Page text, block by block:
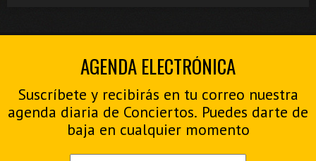
AGENDA ELECTRÓNICA
Suscríbete y recibirás en tu correo nuestra
agenda diaria de Conciertos. Puedes darte de
baja en cualquier momento